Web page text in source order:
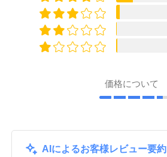
価格について
AIによるお客様レビュー要約